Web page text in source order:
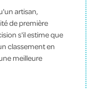
artisan,
de première
s'il estime que
classement en
meilleure